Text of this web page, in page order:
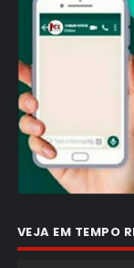
VEJA EM TEMPO